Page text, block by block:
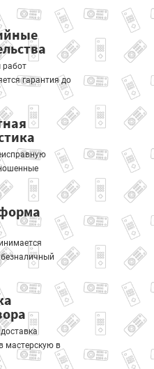
работ
гарантия до
мастерскую в